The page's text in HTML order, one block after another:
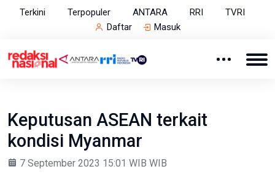
Terkini Terpopuler ANTARA RRI
TVRI
Daftar
Masuk
Keputusan ASEAN terkait
kondisi Myanmar
7 September 2023 15:01 WIB WIB